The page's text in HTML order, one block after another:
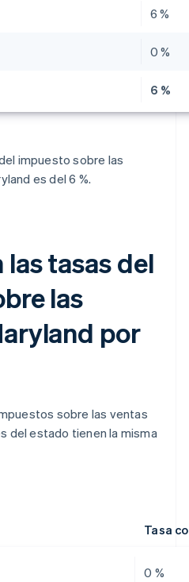
6 %
0 %
6 %
impuesto sobre las
es del 6 %.
las tasas del
las
por
sobre las ventas
del estado tienen la misma
Tasa
0 %